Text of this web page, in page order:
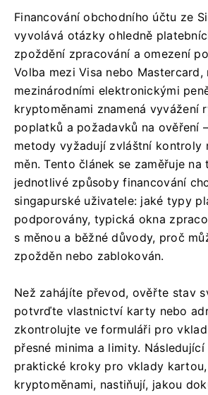
Financování obchodního účtu ze
vyvolává otázky ohledně
zpoždění zpracování a omezení
Volba mezi Visa nebo Mastercard,
mezinárodními elektronickými
kryptoměnami znamená vyvážení
poplatků a požadavků na ověření
metody vyžadují zvláštní kontroly
měn. Tento článek se zaměřuje na
jednotlivé způsoby financování
singapurské uživatele: jaké typy
podporovány, typická okna
s měnou a běžné důvody, proč
zpožděn nebo zablokován.
Než zahájíte převod, ověřte stav
potvrďte vlastnictví karty nebo
zkontrolujte ve formuláři pro
přesné minima a limity.
praktické kroky pro vklady
kryptoměnami, nastiňují, jakou